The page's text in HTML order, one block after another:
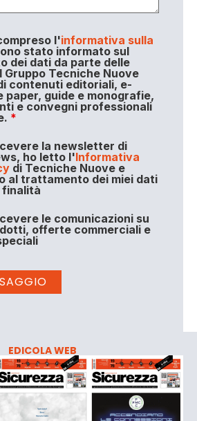
l'informativa sulla
stato informato sul
dei dati da parte delle
Gruppo Tecniche Nuove
contenuti editoriali, e-
paper, guide e monografie,
e convegni professionali
*
la newsletter di
ho letto l'Informativa
di Tecniche Nuove e
al trattamento dei miei dati
finalità
le comunicazioni su
offerte commerciali e
EDICOLA WEB